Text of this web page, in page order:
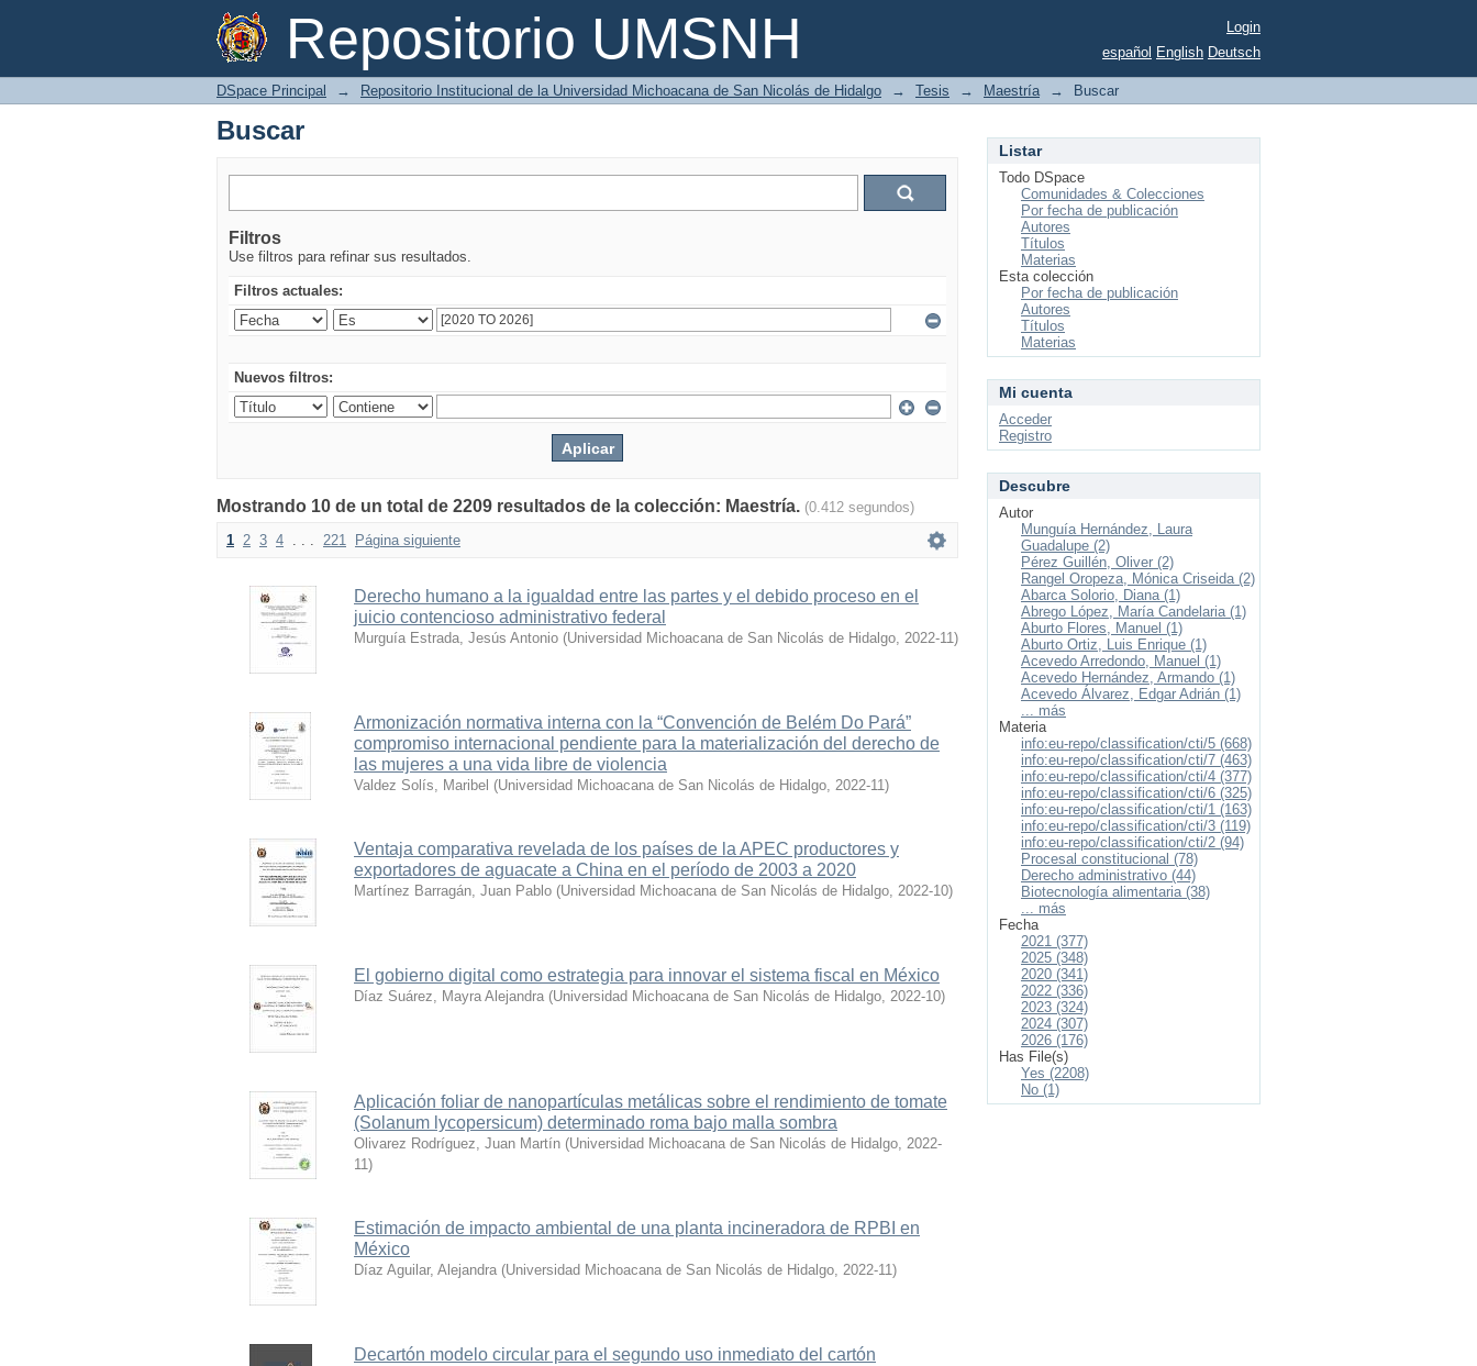
Repositorio UMSNH
Buscar
Login
español English Deutsch
DSpace Principal → Repositorio Institucional de la Universidad Michoacana de San Nicolás de Hidalgo → Tesis → Maestría → Buscar
Buscar
Filtros
Use filtros para refinar sus resultados.
Filtros actuales:
Nuevos filtros:
Mostrando 10 de un total de 2209 resultados de la colección: Maestría. (0.412 segundos)
1 2 3 4 . . . 221 Página siguiente
Derecho humano a la igualdad entre las partes y el debido proceso en el
juicio contencioso administrativo federal
Murguía Estrada, Jesús Antonio (Universidad Michoacana de San Nicolás de Hidalgo, 2022-11)
Armonización normativa interna con la “Convención de Belém Do Pará”
compromiso internacional pendiente para la materialización del derecho de
las mujeres a una vida libre de violencia
Valdez Solís, Maribel (Universidad Michoacana de San Nicolás de Hidalgo, 2022-11)
Ventaja comparativa revelada de los países de la APEC productores y
exportadores de aguacate a China en el período de 2003 a 2020
Martínez Barragán, Juan Pablo (Universidad Michoacana de San Nicolás de Hidalgo, 2022-10)
El gobierno digital como estrategia para innovar el sistema fiscal en México
Díaz Suárez, Mayra Alejandra (Universidad Michoacana de San Nicolás de Hidalgo, 2022-10)
Aplicación foliar de nanopartículas metálicas sobre el rendimiento de tomate
(Solanum lycopersicum) determinado roma bajo malla sombra
Olivarez Rodríguez, Juan Martín (Universidad Michoacana de San Nicolás de Hidalgo, 2022-
11)
Estimación de impacto ambiental de una planta incineradora de RPBI en
México
Díaz Aguilar, Alejandra (Universidad Michoacana de San Nicolás de Hidalgo, 2022-11)
Decartón modelo circular para el segundo uso inmediato del cartón
Listar
Todo DSpace
Comunidades & Colecciones
Por fecha de publicación
Autores
Títulos
Materias
Esta colección
Por fecha de publicación
Autores
Títulos
Materias
Mi cuenta
Acceder
Registro
Descubre
Autor
Munguía Hernández, Laura
Guadalupe (2)
Pérez Guillén, Oliver (2)
Rangel Oropeza, Mónica Criseida (2)
Abarca Solorio, Diana (1)
Abrego López, María Candelaria (1)
Aburto Flores, Manuel (1)
Aburto Ortiz, Luis Enrique (1)
Acevedo Arredondo, Manuel (1)
Acevedo Hernández, Armando (1)
Acevedo Álvarez, Edgar Adrián (1)
... más
Materia
info:eu-repo/classification/cti/5 (668)
info:eu-repo/classification/cti/7 (463)
info:eu-repo/classification/cti/4 (377)
info:eu-repo/classification/cti/6 (325)
info:eu-repo/classification/cti/1 (163)
info:eu-repo/classification/cti/3 (119)
info:eu-repo/classification/cti/2 (94)
Procesal constitucional (78)
Derecho administrativo (44)
Biotecnología alimentaria (38)
... más
Fecha
2021 (377)
2025 (348)
2020 (341)
2022 (336)
2023 (324)
2024 (307)
2026 (176)
Has File(s)
Yes (2208)
No (1)